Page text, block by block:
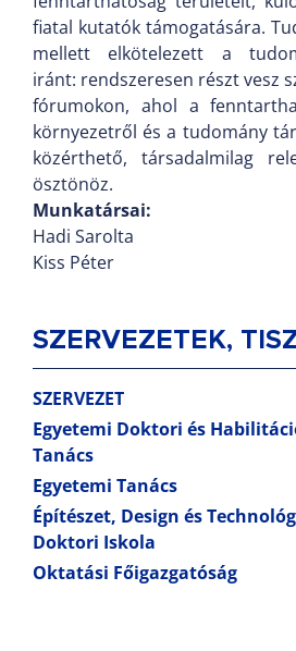
fiatal kutatók támogatására.
mellett elkötelezett a
iránt: rendszeresen részt vesz
fórumokon, ahol a
környezetről és a tudomány
közérthető, társadalmilag
ösztönöz.
Munkatársai:
Hadi Sarolta
Kiss Péter
SZERVEZETEK,
SZERVEZET
Egyetemi Doktori és
Tanács
Egyetemi Tanács
Építészet, Design és
Doktori Iskola
Oktatási Főigazgatóság